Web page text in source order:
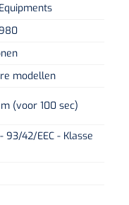
modellen
(voor 100 sec)
93/42/EEC - Klasse